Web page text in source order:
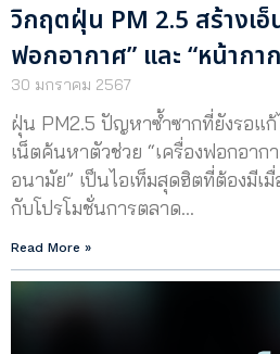
วิกฤตฝุ่น PM 2.5 สร้างเอ็
ฟอกอากาศ” และ “หน้าก
30 มกราคม 2567
ฝุ่น PM2.5 ปัญหาซ้ำซากที่ยังรอแก้
เน็ตค้นหาตัวช่วย “เครื่องฟอกอาก
อนามัย” เป็นไอเท็มสุดฮิตที่ต้องมีเ
กับโปรโมชั่นการตลาด…
Read More »